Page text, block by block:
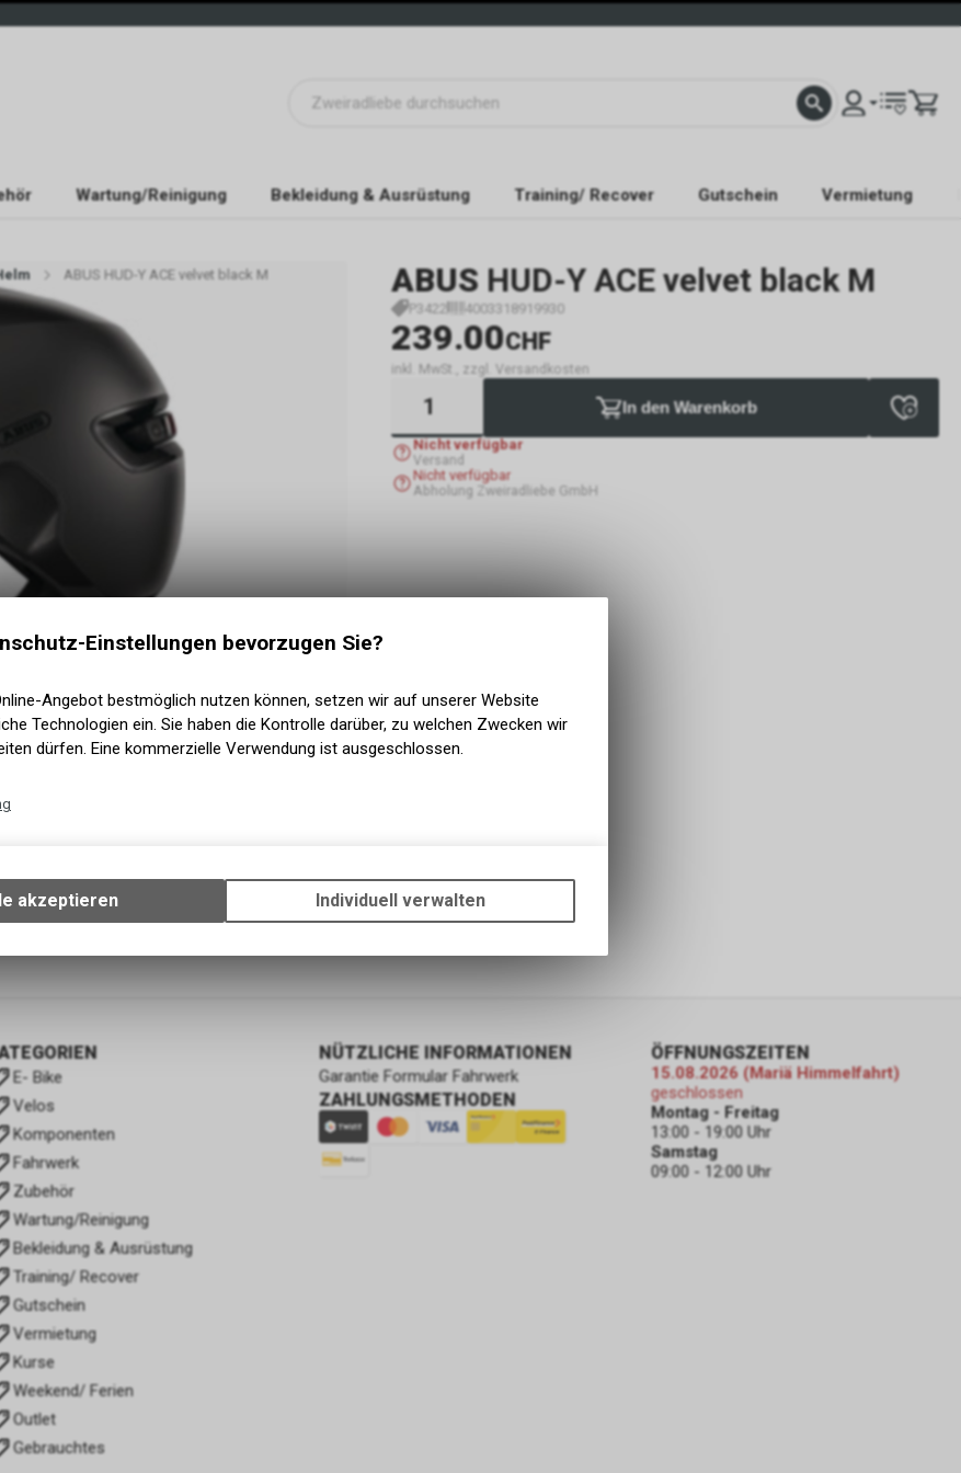
Wartung/Reinigung Bekleidung & Ausrüstung Training/ Recover Gutschein Vermietung
ABUS HUD-Y ACE velvet black M ABUS HUD-Y ACE velvet black M
P3422 4003318919930
239.00CHF
inkl. MwSt., zzgl. Versandkosten
In den Warenkorb
Nicht verfügbar
Versand
Nicht verfügbar
Abholung Zweiradliebe GmbH
E- Bike
Velos
Komponenten
Fahrwerk
Zubehör
Wartung/Reinigung
Bekleidung & Ausrüstung
Training/ Recover
Gutschein
Vermietung
Kurse
Weekend/ Ferien
Outlet
Gebrauchtes
NÜTZLICHE INFORMATIONEN
Garantie Formular Fahrwerk
ZAHLUNGSMETHODEN
ÖFFNUNGSZEITEN
15.08.2026 (Mariä Himmelfahrt)
geschlossen
Montag - Freitag
13:00 - 19:00 Uhr
Samstag
09:00 - 12:00 Uhr
Einstellungen bevorzugen Sie?
Angebot bestmöglich nutzen können, setzen wir auf unserer Website
Technologien ein. Sie haben die Kontrolle darüber, zu welchen Zwecken wir
dürfen. Eine kommerzielle Verwendung ist ausgeschlossen.
Gerät, um die grundlegenden Funktionen unseres Online-Angebots, wie die
des Warenkorbs, zu ermöglichen. Bitte beachten Sie, dass die
akzeptieren Individuell verwalten